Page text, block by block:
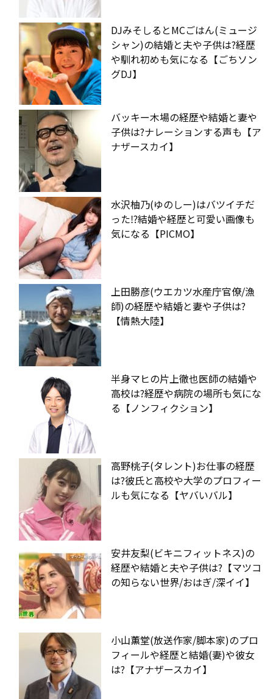
DJみそしるとMCごはん(ミュージ
シャン)の結婚と夫や子供は?経歴
や馴れ初めも気になる【ごちソン
グDJ】
バッキー木場の経歴や結婚と妻や
子供は?ナレーションする声も【ア
ナザースカイ】
水沢柚乃(ゆのしー)はバツイチだ
った⁉︎結婚や経歴と可愛い画像も
気になる【PICMO】
上田勝彦(ウエカツ水産庁官僚/漁
師)の経歴や結婚と妻や子供は?
【情熱大陸】
半身マヒの片上徹也医師の結婚や
高校は?経歴や病院の場所も気にな
る【ノンフィクション】
高野桃子(タレント)お仕事の経歴
は?彼氏と高校や大学のプロフィー
ルも気になる【ヤバいバル】
安井友梨(ビキニフィットネス)の
経歴や結婚と夫や子供は?【マツコ
の知らない世界/おはぎ/深イイ】
小山薫堂(放送作家/脚本家)のプロ
フィールや経歴と結婚(妻)や彼女
は?【アナザースカイ】